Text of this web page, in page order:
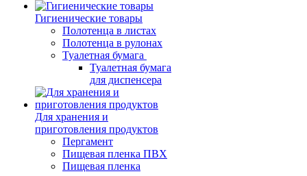
Гигиенические товары
Полотенца в листах
Полотенца в рулонах
Туалетная бумага
Туалетная бумага
для диспенсера
Для хранения и
приготовления продуктов
Пергамент
Пищевая пленка ПВХ
Пищевая пленка